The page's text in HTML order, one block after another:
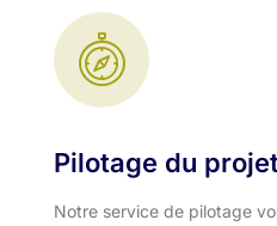
Pilotage du projet
Notre service de pilotage